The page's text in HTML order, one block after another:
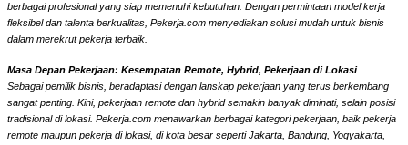
berbagai profesional yang siap memenuhi kebutuhan. Dengan permintaan model kerja
fleksibel dan talenta berkualitas, Pekerja.com menyediakan solusi mudah untuk bisnis
dalam merekrut pekerja terbaik.
Masa Depan Pekerjaan: Kesempatan Remote, Hybrid, Pekerjaan di Lokasi
Sebagai pemilik bisnis, beradaptasi dengan lanskap pekerjaan yang terus berkembang
sangat penting. Kini, pekerjaan remote dan hybrid semakin banyak diminati, selain posisi
tradisional di lokasi. Pekerja.com menawarkan berbagai kategori pekerjaan, baik pekerja
remote maupun pekerja di lokasi, di kota besar seperti Jakarta, Bandung, Yogyakarta,